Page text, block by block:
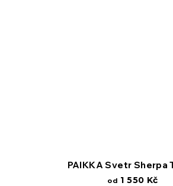
PAIKKA Svetr Sherpa
od 1 550 Kč